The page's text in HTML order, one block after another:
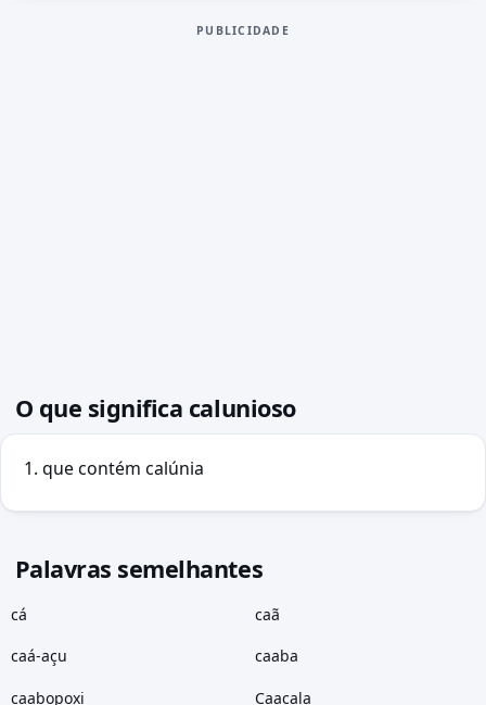
PUBLICIDADE
O que significa calunioso
que contém calúnia
Palavras semelhantes
cá caã
caá-açu caaba
caabopoxi Caacala